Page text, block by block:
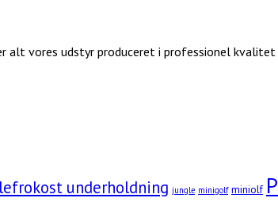
alt vores udstyr produceret i professionel
underholdning jungle minigolf miniolf